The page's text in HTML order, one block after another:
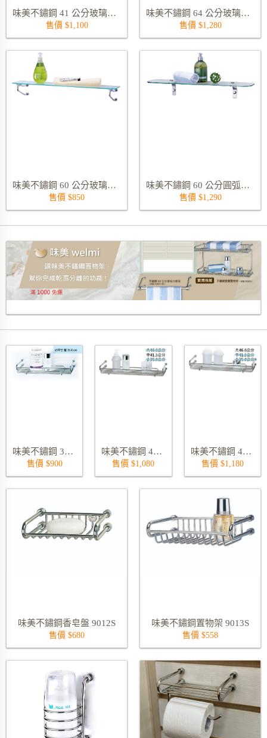
味美不鏽鋼 41 公分玻璃平台架 9202S
售價 $1,100
味美不鏽鋼 64 公分玻璃平台架 9205S
售價 $1,280
味美不鏽鋼 60 公分玻璃平台架 9039S
售價 $850
味美不鏽鋼 60 公分圓弧板玻璃平台架 9042S
售價 $1,290
標題-乾溼分離的功能
味美不鏽鋼 35.8 公分置物架 9301AS
售價 $900
味美不鏽鋼 41.5 公分置物架 9301BS
售價 $1,080
味美不鏽鋼 46.6 公分置物架 9301CS
售價 $1,180
味美不鏽鋼香皂盤 9012S
售價 $680
味美不鏽鋼置物架 9013S
售價 $558